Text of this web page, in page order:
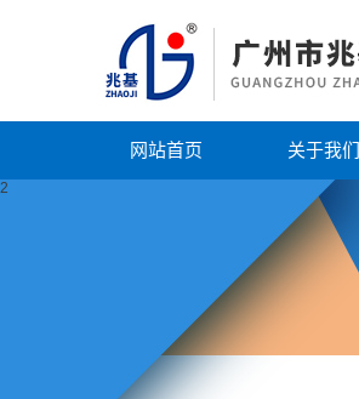
网站首页 关于我们
2